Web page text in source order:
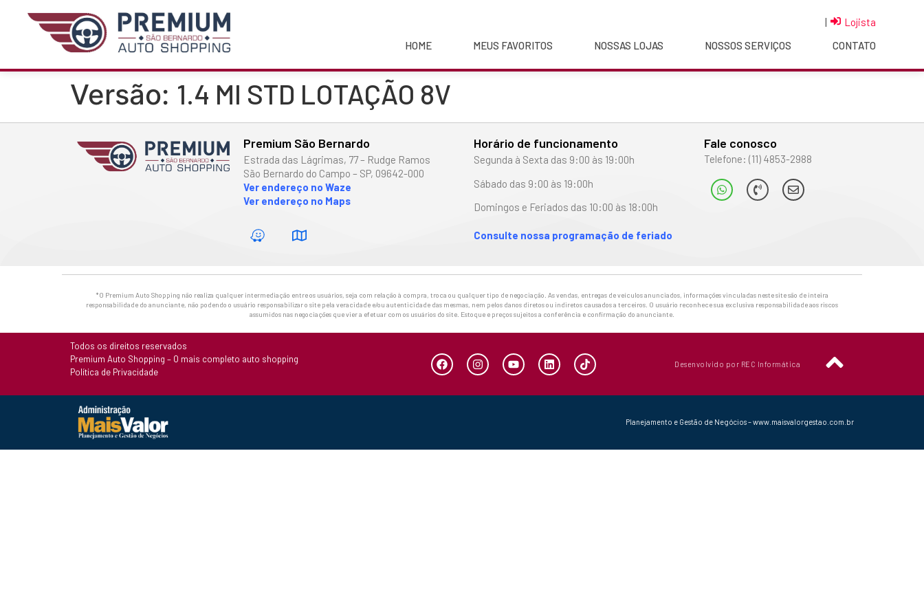
|
Lojista
HOME
MEUS FAVORITOS NOSSAS LOJAS NOSSOS SERVIÇOS CONTATO
Versão: 1.4 MI STD LOTAÇÃO 8V
Premium São Bernardo
Estrada das Lágrimas, 77 – Rudge Ramos
São Bernardo do Campo – SP, 09642-000
Ver endereço no Waze
Ver endereço no Maps
Horário de funcionamento
Segunda à Sexta das 9:00 às 19:00h
Sábado das 9:00 às 19:00h
Domingos e Feriados das 10:00 às 18:00h
Consulte nossa programação de feriado
Fale conosco
Telefone: (11) 4853-2988
*O Premium Auto Shopping não realiza qualquer intermediação entre os usuários, seja com relação à compra, troca ou qualquer tipo de negociação. As vendas, entregas de veículos anunciados, informações vinculadas neste site são de inteira
responsabilidade do anunciante, não podendo o usuário responsabilizar o site pela veracidade e/ou autenticidade das mesmas, nem pelos danos diretos ou indiretos causados a terceiros. O usuário reconhece sua exclusiva responsabilidade aos riscos
assumidos nas negociações que vier a efetuar com os usuários do site. Estoque e preços sujeitos a conferência e confirmação do anunciante.
Todos os direitos reservados
Premium Auto Shopping – O mais completo auto shopping
Política de Privacidade
Desenvolvido por REC Informática
Planejamento e Gestão de Negócios – www.maisvalorgestao.com.br